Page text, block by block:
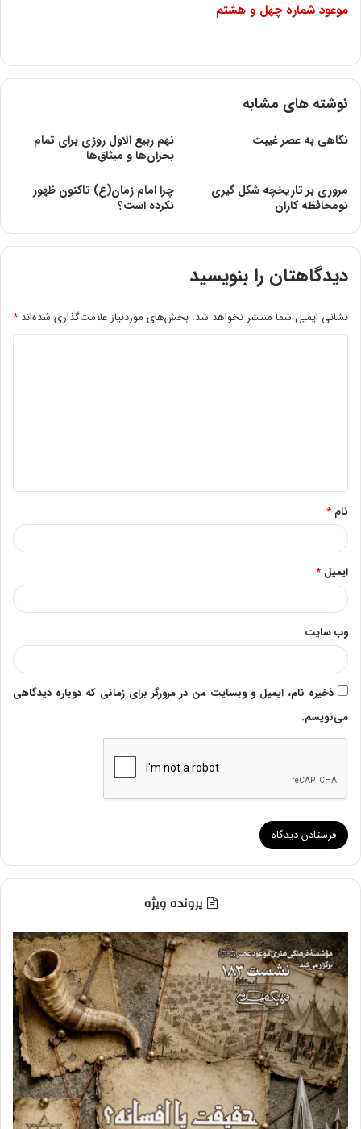
موعود شماره‌ چهل‌ و هشتم‌
نوشته های مشابه
نگاهی به عصر غیبت
نهم ربیع الاول روزی برای تمام
بحران‌ها و میثاق‌ها
مروری بر تاریخچه شکل گیری
نومحافظه کاران
چرا امام زمان(ع) تاکنون ظهور
نکرده است؟
دیدگاهتان را بنویسید
نشانی ایمیل شما منتشر نخواهد شد. بخش‌های موردنیاز علامت‌گذاری شده‌اند *
*
نام *
ایمیل *
وب‌ سایت
ذخیره نام، ایمیل و وبسایت من در مرورگر برای زمانی که دوباره دیدگاهی
می‌نویسم.
پرونده ویژه